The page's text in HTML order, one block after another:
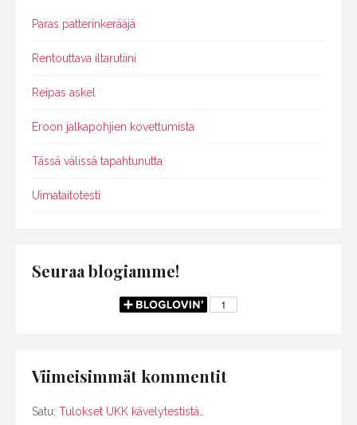
Paras patterinkerääjä
Rentouttava iltarutiini
Reipas askel
Eroon jalkapohjien kovettumista
Tässä välissä tapahtunutta
Uimataitotesti
Seuraa blogiamme!
Viimeisimmät kommentit
Satu: Tulokset UKK kävelytestistä…